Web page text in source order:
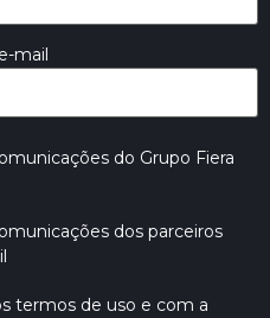
mail
do Grupo Fiera
dos parceiros
termos de uso e com a